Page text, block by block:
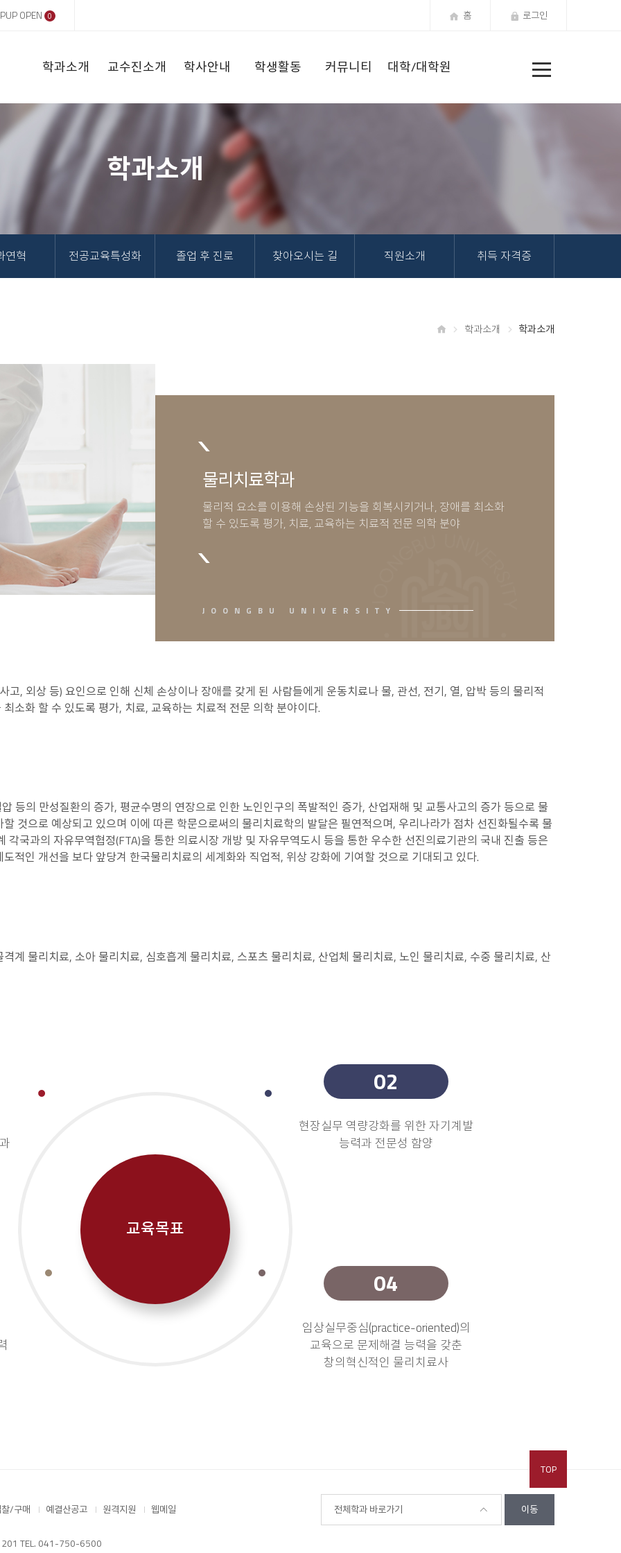
뉴
OPEN 0 홈 로그인
학과소개 교수진소개 학사안내 학생활동 커뮤니티 대학/대학원
학과소개
연혁 전공교육특성화 졸업 후 진로 찾아오시는 길 직원소개 취득 자격증
학과소개 학과소개
물리치료학과
물리적 요소를 이용해 손상된 기능을 회복시키거나, 장애를 최소화
할 수 있도록 평가, 치료, 교육하는 치료적 전문 의학 분야
고, 외상 등) 요인으로 인해 신체 손상이나 장애를 갖게 된 사람들에게 운동치료나 물, 관선, 전기, 열, 압박 등의 물리적
소화 할 수 있도록 평가, 치료, 교육하는 치료적 전문 의학 분야이다.
등의 만성질환의 증가, 평균수명의 연장으로 인한 노인인구의 폭발적인 증가, 산업재해 및 교통사고의 증가 등으로 물
것으로 예상되고 있으며 이에 따른 학문으로써의 물리치료학의 발달은 필연적으며, 우리나라가 점차 선진화될수록 물
각국과의 자유무역협정(FTA)을 통한 의료시장 개방 및 자유무역도시 등을 통한 우수한 선진의료기관의 국내 진출 등은
적인 개선을 보다 앞당겨 한국물리치료의 세계화와 직업적, 위상 강화에 기여할 것으로 기대되고 있다.
계 물리치료, 소아 물리치료, 심호흡계 물리치료, 스포츠 물리치료, 산업체 물리치료, 노인 물리치료, 수중 물리치료, 산
교육목표
현장실무 역량강화를 위한 자기계발
능력과 전문성 함양
임상실무중심(practice-oriented)의
교육으로 문제해결 능력을 갖춘
창의혁신적인 물리치료사
/구매 예결산공고 원격지원 웹메일 전체학과 바로가기 이동
TOP
201 TEL. 041-750-6500